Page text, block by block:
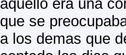
aquello era una
que se
a los demas que